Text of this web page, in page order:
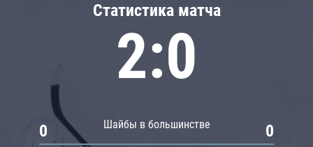
Статистика матча
2:0
Шайбы в большинстве
0 0